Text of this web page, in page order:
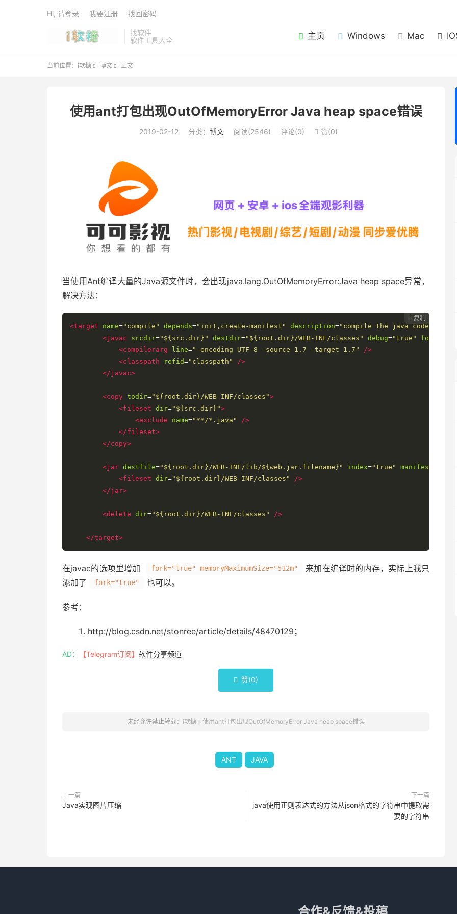
找软件
软件工具大全
主页 Windows Mac
Hi, 请登录 我要注册 找回密码
当前位置： i软糖  博文  正文
使用ant打包出现OutOfMemoryError Java heap space错误
2019-02-12 分类： 博文 阅读(2546) 评论(0)  赞(0)
当使用Ant编译大量的Java源文件时，会出现java.lang.OutOfMemoryError:Java heap space异常，
解决方法：
 复制
 复制
 复制
<target
name="compile" depends="init,create-manifest" description="compile the java code and
<javac
srcdir="${src.dir}" destdir="${root.dir}/WEB-INF/classes" debug="true" fork
<compilerarg
line="-encoding UTF-8 -source 1.7 -target 1.7"
/>
<classpath
refid="classpath"
/>
</javac>
<copy todir="${root.dir}/WEB-INF/classes">
<fileset dir="${src.dir}">
<exclude
name="**/*.java"
/>
</fileset>
</copy>
<jar destfile="${root.dir}/WEB-INF/lib/${web.jar.filename}" index="true" manifest
<fileset dir="${root.dir}/WEB-INF/classes"
/>
</jar>
<delete dir="${root.dir}/WEB-INF/classes" />
</target>
在javac的选项里增加 fork="true" memoryMaximumSize="512m"
来加在编译时的内存，实际上我只
添加了
fork="true" 也可以。
参考：
http://blog.csdn.net/stonree/article/details/48470129；
AD： 【Telegram订阅】 软件分享频道
 赞(0)
未经允许禁止转载： i软糖» 使用ant打包出现OutOfMemoryError Java heap space错误
ANT JAVA
上一篇
Java实现图片压缩
下一篇
java使用正则表达式的方法从json格式的字符串中提取需
要的字符串